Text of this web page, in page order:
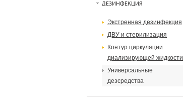
ДЕЗИНФЕКЦИЯ
Экстренная дезинфекция
ДВУ и стерилизация
Контур циркуляции
диализирующей жидкости
Универсальные
дезсредства